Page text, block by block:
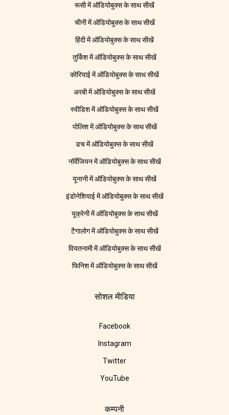
रूसी में ऑडियोबुक्स के साथ सीखें
चीनी में ऑडियोबुक्स के साथ सीखें
हिंदी में ऑडियोबुक्स के साथ सीखें
तुर्किश में ऑडियोबुक्स के साथ सीखें
कोरियाई में ऑडियोबुक्स के साथ सीखें
अरबी में ऑडियोबुक्स के साथ सीखें
स्वीडिश में ऑडियोबुक्स के साथ सीखें
पोलिश में ऑडियोबुक्स के साथ सीखें
डच में ऑडियोबुक्स के साथ सीखें
नॉर्वेजियन में ऑडियोबुक्स के साथ सीखें
यूनानी में ऑडियोबुक्स के साथ सीखें
इंडोनेशियाई में ऑडियोबुक्स के साथ सीखें
यूक्रेनी में ऑडियोबुक्स के साथ सीखें
टैगालोग में ऑडियोबुक्स के साथ सीखें
वियतनामी में ऑडियोबुक्स के साथ सीखें
फिनिश में ऑडियोबुक्स के साथ सीखें
सोशल मीडिया
Facebook
Instagram
Twitter
YouTube
कम्पनी